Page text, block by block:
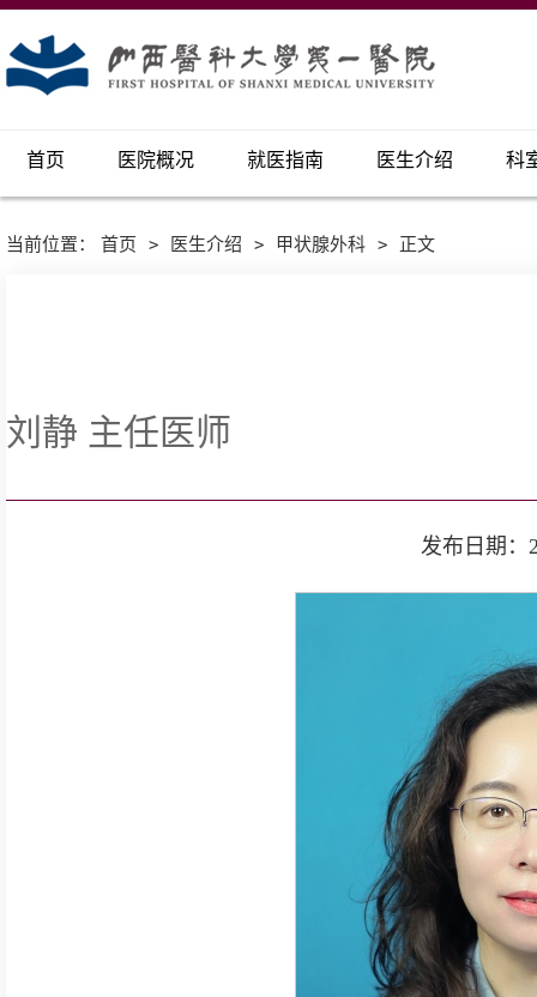
首页 医院概况 就医指南 医生介绍 科
当前位置： 首页 > 医生介绍 > 甲状腺外科 > 正文
刘静 主任医师
发布日期：